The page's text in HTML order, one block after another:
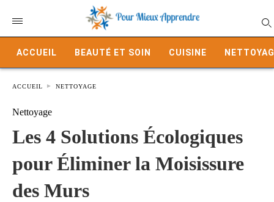
ACCUEIL BEAUTÉ ET SOIN CUISINE
ACCUEIL NETTOYAGE
Nettoyage
Les 4 Solutions Écologiques
pour Éliminer la Moisissure
des Murs